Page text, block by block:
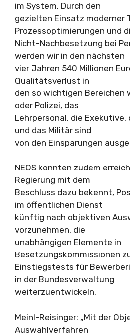
im System. Durch den
gezielten Einsatz moderner
Prozessoptimierungen und
Nicht-Nachbesetzung bei
werden wir in den nächsten
vier Jahren 540 Millionen
Qualitätsverlust in
den so wichtigen Bereichen
oder Polizei, das
Lehrpersonal, die
und das Militär sind
von den Einsparungen
NEOS konnten zudem
Regierung mit dem
Beschluss dazu bekennt,
im öffentlichen Dienst
künftig nach objektiven
vorzunehmen, die
unabhängigen Elemente in
Besetzungskommissionen
Einstiegstests für
in der Bundesverwaltung
weiterzuentwickeln.
Meinl-Reisinger: „Mit der
Auswahlverfahren